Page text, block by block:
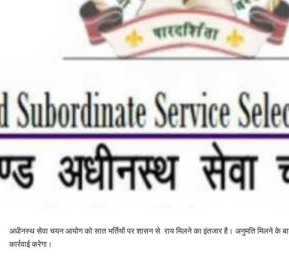
अधीनस्थ सेवा चयन आयोग को सात भर्तियों पर शासन से राय मिलने का इंतजार है। अनुमति मिलने के
कार्रवाई करेगा।